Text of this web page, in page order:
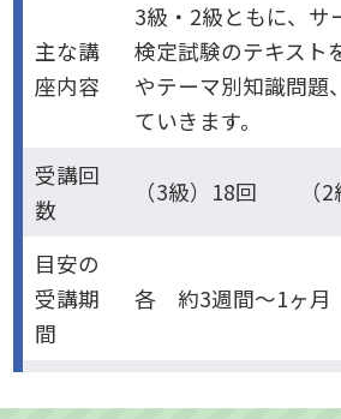
主な講
座内容
3級・2級ともに、サ
検定試験のテキスト
やテーマ別知識問題
ていきます。
受講回
数
（3級）18回 （2
目安の
受講期
間
各 約3週間～1ヶ月